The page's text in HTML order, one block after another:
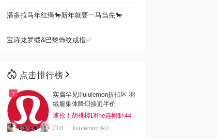
潘多拉马年红绳🐎新年就要一马当先🐎
宝诗龙罗缎&巴黎饰纹戒指✅
点击排行榜
实属罕见‼️lululemon折扣区 羽
绒服集体降💥接近半价
速抢！胡桃棕Dfine连帽$144
0 lululemon AU